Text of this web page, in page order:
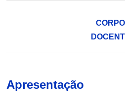
CORPO
Apresentação